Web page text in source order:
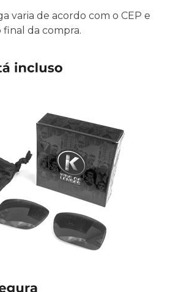
varia de acordo com o CEP e
da compra.